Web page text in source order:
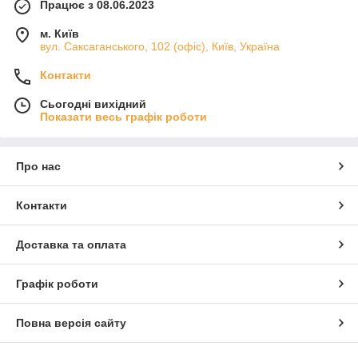
Працює з 08.06.2023
м. Київ
вул. Саксаганського, 102 (офіс), Київ, Україна
Контакти
Сьогодні вихідний
Показати весь графік роботи
Про нас
Контакти
Доставка та оплата
Графік роботи
Повна версія сайту